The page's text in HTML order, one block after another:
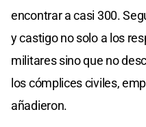
encontrar a casi 300.
y castigo no solo a los
militares sino que no
los cómplices civiles,
añadieron.